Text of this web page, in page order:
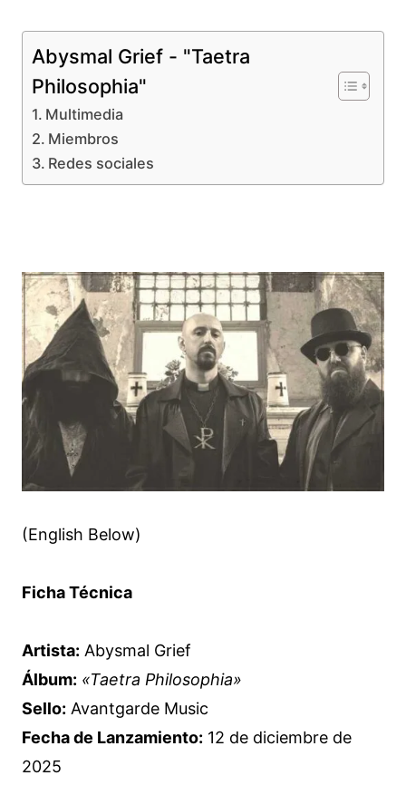
Abysmal Grief - "Taetra
Philosophia"
Multimedia
Miembros
Redes sociales
(English Below)
Ficha Técnica
Artista: Abysmal Grief
Álbum: «Taetra Philosophia»
Sello: Avantgarde Music
Fecha de Lanzamiento: 12 de diciembre de
2025